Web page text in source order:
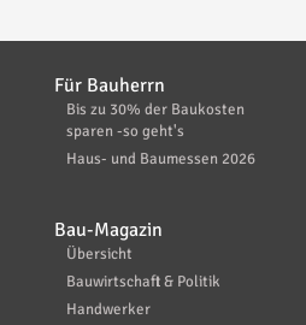
Für Bauherrn
Bis zu 30% der Baukosten
sparen -so geht's
Haus- und Baumessen 2026
Bau-Magazin
Übersicht
Bauwirtschaft & Politik
Handwerker